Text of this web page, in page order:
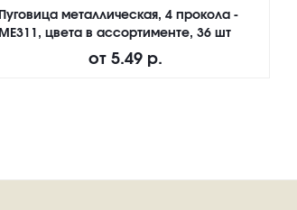
Пуговица металлическая, 4 прокола -
ME311, цвета в ассортименте, 36 шт
от 5.49 р.